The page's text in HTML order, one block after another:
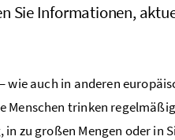
Sie Informationen,
wie auch in anderen
Menschen trinken
zu großen Mengen oder in